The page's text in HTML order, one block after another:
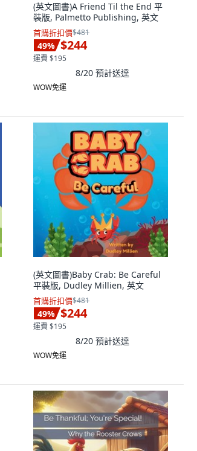
(英文圖書)A Friend Til the End 平
裝版, Palmetto Publishing, 英文
首購折扣價$481
49% $244
運費 $195
8/20 預計送達
WOW免運
(英文圖書)Baby Crab: Be Careful
平裝版, Dudley Millien, 英文
首購折扣價$481
49% $244
運費 $195
8/20 預計送達
WOW免運